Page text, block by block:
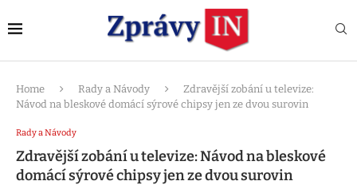
Home Rady a Návody
Zdravější zobání u televize:
Návod na bleskové domácí sýrové chipsy jen ze dvou surovin
Rady a Návody
Zdravější zobání u televize: Návod na bleskové
domácí sýrové chipsy jen ze dvou surovin